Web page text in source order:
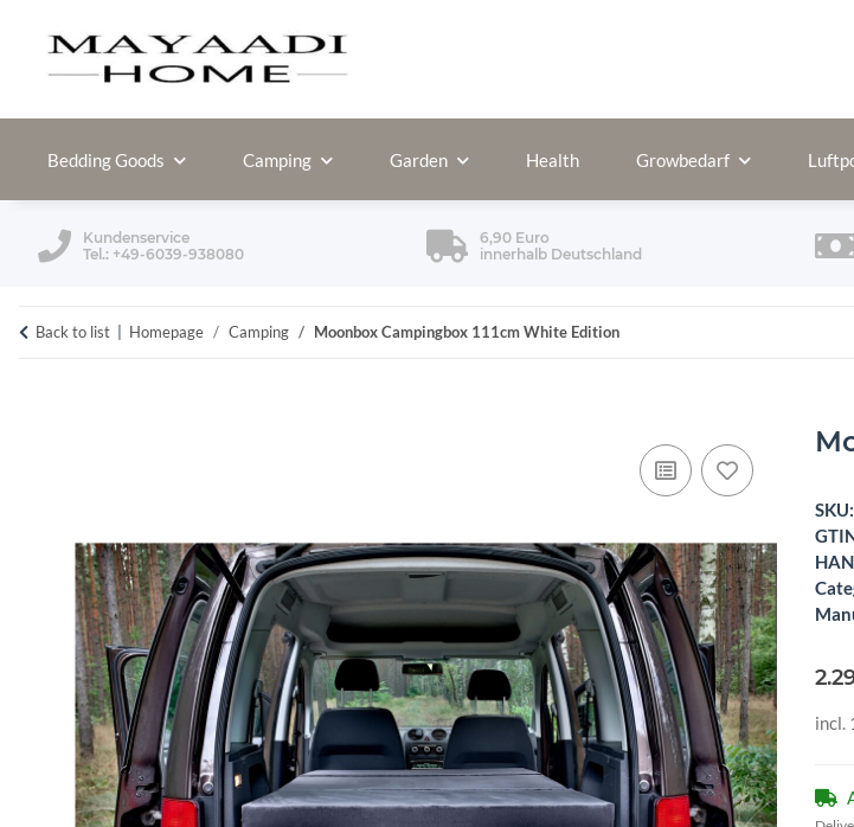
Bedding Goods Camping Garden Health Growbedarf
Kundenservice
Tel.: +49-6039-938080
6,90 Euro
innerhalb Deutschland
Back to list Homepage Camping Moonbox Campingbox 111cm White Edition
SKU:
incl.